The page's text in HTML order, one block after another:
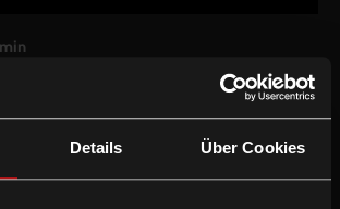
Details Über Cookies
Peter Turrini, Elisabeth Scharang
Larrieu